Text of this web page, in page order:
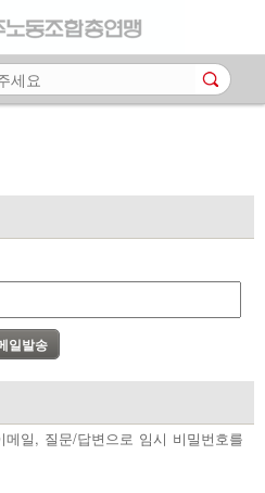
일, 질문/답변으로 임시 비밀번호를